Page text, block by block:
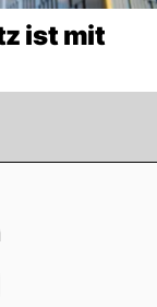
ist mit